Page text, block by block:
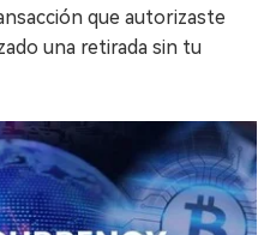
que autorizaste
una retirada sin tu